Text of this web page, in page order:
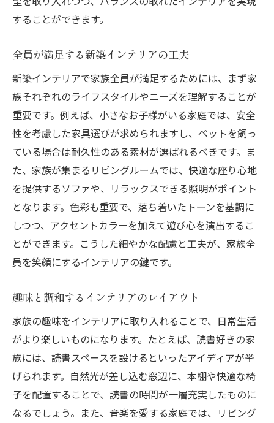
することができます。
全員が満足する新築インテリアの工夫
新築インテリアで家族全員が満足するためには、まず家
族それぞれのライフスタイルやニーズを理解することが
重要です。例えば、小さなお子様がいる家庭では、安全
性を考慮した家具選びが求められますし、ペットを飼っ
ている場合は耐久性のある素材が選ばれるべきです。ま
た、家族が集まるリビングルームでは、快適な座り心地
を提供するソファや、リラックスできる照明がポイント
となります。色彩も重要で、落ち着いたトーンを基調に
しつつ、アクセントカラーを加えて遊び心を演出するこ
とができます。こうした細やかな配慮と工夫が、家族全
員を笑顔にするインテリアの鍵です。
趣味と調和するインテリアのレイアウト
家族の趣味をインテリアに取り入れることで、日常生活
がより楽しいものになります。たとえば、読書好きの家
族には、読書スペースを設けるといったアイディアが挙
げられます。自然光が差し込む窓辺に、本棚や快適な椅
子を配置することで、読書の時間が一層充実したものに
なるでしょう。また、音楽を愛する家庭では、リビング